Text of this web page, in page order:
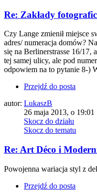
Re: Zakłady
Czy Lange zmienił miejsce
adres/ numeracja domów?
się na Berlinerstrasse 16/17,
tej samej ulicy, ale pod
odpowiem na to pytanie 8-)
Przejdź do posta
autor: LukaszB
26 maja 2013, o 19:01
Skocz do działu
Skocz do tematu
Re: Art Déco i
Powojenna wariacja styl z
Przejdź do posta